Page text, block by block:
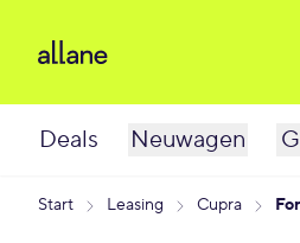
Deals Neuwagen
Start Leasing Cupra